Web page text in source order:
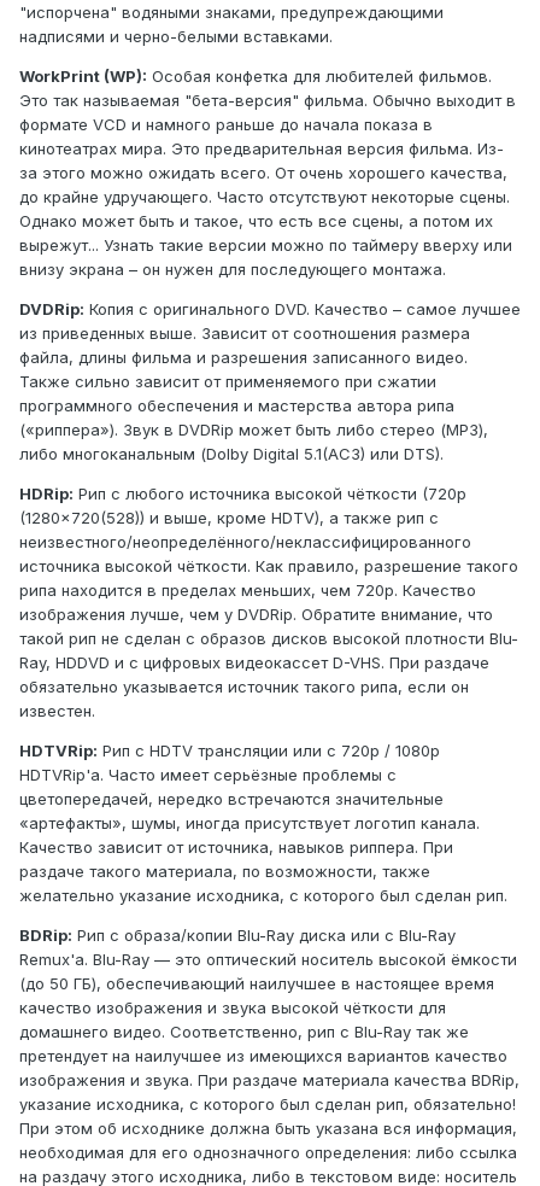
"испорчена" водяными знаками, предупреждающими
надписями и черно-белыми вставками.
WorkPrint (WP): Особая конфетка для любителей фильмов.
Это так называемая "бета-версия" фильма. Обычно выходит в
формате VCD и намного раньше до начала показа в
кинотеатрах мира. Это предварительная версия фильма. Из-
за этого можно ожидать всего. От очень хорошего качества,
до крайне удручающего. Часто отсутствуют некоторые сцены.
Однако может быть и такое, что есть все сцены, а потом их
вырежут... Узнать такие версии можно по таймеру вверху или
внизу экрана – он нужен для последующего монтажа.
DVDRip: Копия с оригинального DVD. Качество – самое лучшее
из приведенных выше. Зависит от соотношения размера
файла, длины фильма и разрешения записанного видео.
Также сильно зависит от применяемого при сжатии
программного обеспечения и мастерства автора рипа
(«риппера»). Звук в DVDRip может быть либо стерео (MP3),
либо многоканальным (Dolby Digital 5.1(AC3) или DTS).
HDRip: Рип с любого источника высокой чёткости (720p
(1280x720(528)) и выше, кроме HDTV), а также рип с
неизвестного/неопределённого/неклассифицированного
источника высокой чёткости. Как правило, разрешение такого
рипа находится в пределах меньших, чем 720p. Качество
изображения лучше, чем у DVDRip. Обратите внимание, что
такой рип не сделан с образов дисков высокой плотности Blu-
Ray, HDDVD и с цифровых видеокассет D-VHS. При раздаче
обязательно указывается источник такого рипа, если он
известен.
HDTVRip: Рип с HDTV трансляции или с 720p / 1080p
HDTVRip'а. Часто имеет серьёзные проблемы с
цветопередачей, нередко встречаются значительные
«артефакты», шумы, иногда присутствует логотип канала.
Качество зависит от источника, навыков риппера. При
раздаче такого материала, по возможности, также
желательно указание исходника, с которого был сделан рип.
BDRip: Рип с образа/копии Blu-Ray диска или с Blu-Ray
Remux'а. Blu-Ray — это оптический носитель высокой ёмкости
(до 50 ГБ), обеспечивающий наилучшее в настоящее время
качество изображения и звука высокой чёткости для
домашнего видео. Соответственно, рип с Blu-Ray так же
претендует на наилучшее из имеющихся вариантов качество
изображения и звука. При раздаче материала качества BDRip,
указание исходника, с которого был сделан рип, обязательно!
При этом об исходнике должна быть указана вся информация,
необходимая для его однозначного определения: либо ссылка
на раздачу этого исходника, либо в текстовом виде: носитель